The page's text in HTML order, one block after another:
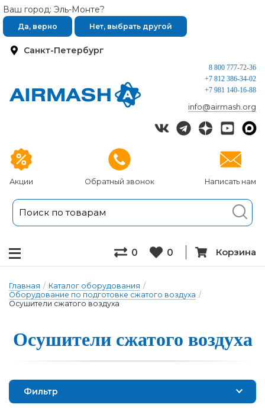
Санкт-Петербург
Ваш город: Эль-Монте?
Да, верно Нет, выбрать другой
Акции Обратный звонок Написать нам
8 800 777-72-36
+7 812 386-34-02
+7 981 140-16-88
info@airmash.org
0 0 Корзина
Главная / Каталог оборудования /
Оборудование по подготовке сжатого воздуха /
Осушители сжатого воздуха
Осуши­те­ли сжа­то­го воз­ду­ха
Фильтр